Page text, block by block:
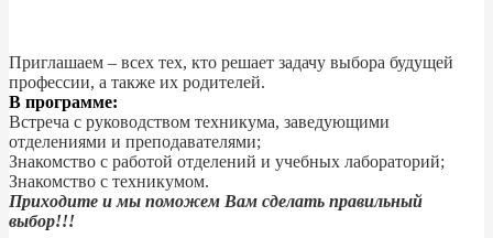
Приглашаем – всех тех, кто решает задачу выбора будущей
профессии, а также их родителей.
В программе:
Встреча с руководством техникума, заведующими
отделениями и преподавателями;
Знакомство с работой отделений и учебных лабораторий;
Знакомство с техникумом.
Приходите и мы поможем Вам сделать правильный
выбор!!!